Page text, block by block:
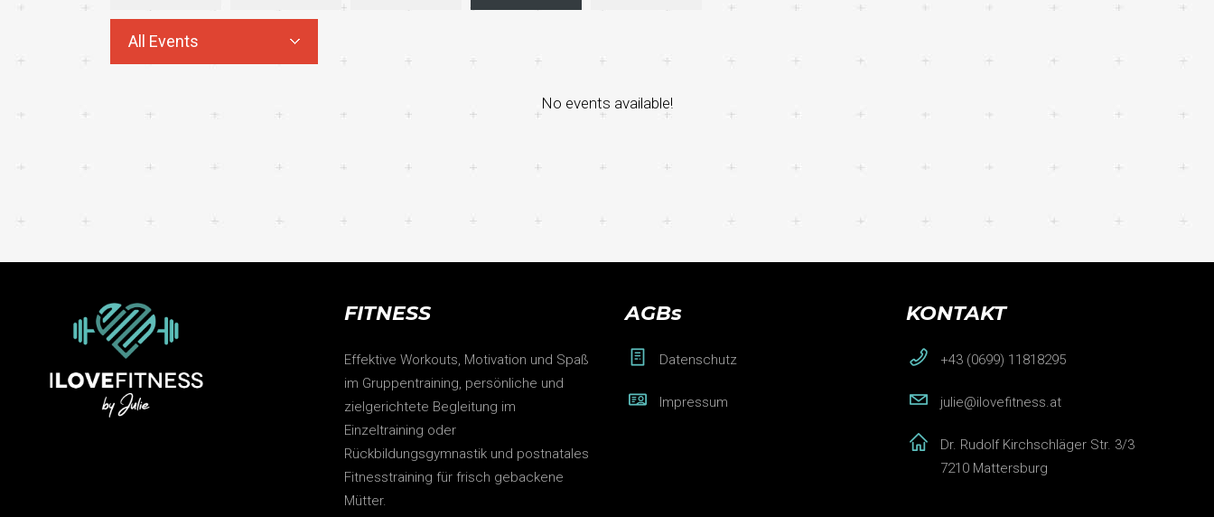
All Events
No events available!
FITNESS
Effektive Workouts, Motivation und Spaß
im Gruppentraining, persönliche und
zielgerichtete Begleitung im
Einzeltraining oder
Rückbildungsgymnastik und postnatales
Fitnesstraining für frisch gebackene
Mütter.
AGBs
Datenschutz
Impressum
KONTAKT
+43 (0699) 11818295
julie@ilovefitness.at
Dr. Rudolf Kirchschläger Str. 3/3
7210 Mattersburg